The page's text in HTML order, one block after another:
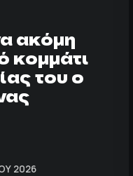
ακόμη
κομμάτι
του ο
2026